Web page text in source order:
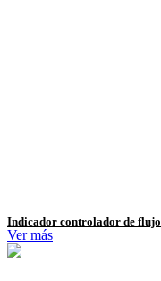
Indicador controlador de flujo
Ver más